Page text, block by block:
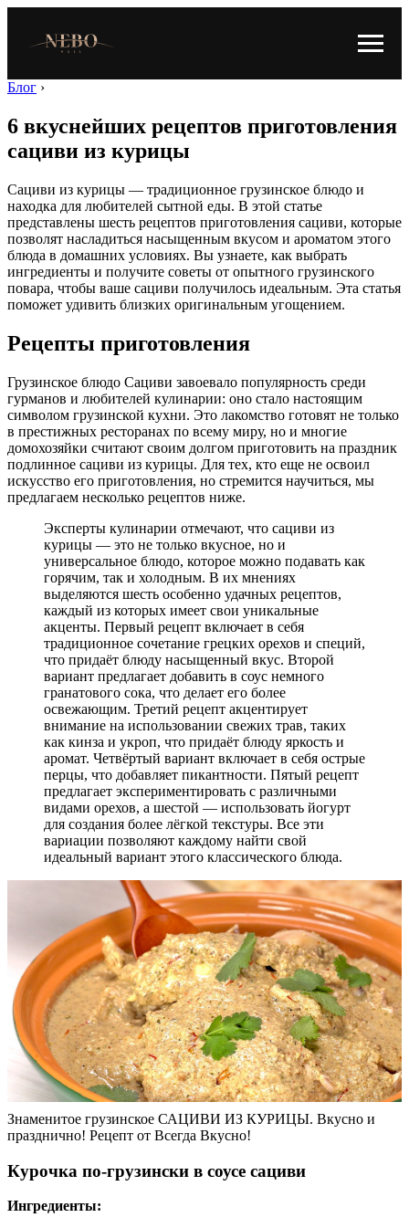
Блог ›
6 вкуснейших рецептов приготовления
сациви из курицы
Сациви из курицы — традиционное грузинское блюдо и
находка для любителей сытной еды. В этой статье
представлены шесть рецептов приготовления сациви, которые
позволят насладиться насыщенным вкусом и ароматом этого
блюда в домашних условиях. Вы узнаете, как выбрать
ингредиенты и получите советы от опытного грузинского
повара, чтобы ваше сациви получилось идеальным. Эта статья
поможет удивить близких оригинальным угощением.
Рецепты приготовления
Грузинское блюдо Сациви завоевало популярность среди
гурманов и любителей кулинарии: оно стало настоящим
символом грузинской кухни. Это лакомство готовят не только
в престижных ресторанах по всему миру, но и многие
домохозяйки считают своим долгом приготовить на праздник
подлинное сациви из курицы. Для тех, кто еще не освоил
искусство его приготовления, но стремится научиться, мы
предлагаем несколько рецептов ниже.
Эксперты кулинарии отмечают, что сациви из
курицы — это не только вкусное, но и
универсальное блюдо, которое можно подавать как
горячим, так и холодным. В их мнениях
выделяются шесть особенно удачных рецептов,
каждый из которых имеет свои уникальные
акценты. Первый рецепт включает в себя
традиционное сочетание грецких орехов и специй,
что придаёт блюду насыщенный вкус. Второй
вариант предлагает добавить в соус немного
гранатового сока, что делает его более
освежающим. Третий рецепт акцентирует
внимание на использовании свежих трав, таких
как кинза и укроп, что придаёт блюду яркость и
аромат. Четвёртый вариант включает в себя острые
перцы, что добавляет пикантности. Пятый рецепт
предлагает экспериментировать с различными
видами орехов, а шестой — использовать йогурт
для создания более лёгкой текстуры. Все эти
вариации позволяют каждому найти свой
идеальный вариант этого классического блюда.
Знаменитое грузинское САЦИВИ ИЗ КУРИЦЫ. Вкусно и
празднично! Рецепт от Всегда Вкусно!
Курочка по-грузински в соусе сациви
Ингредиенты: